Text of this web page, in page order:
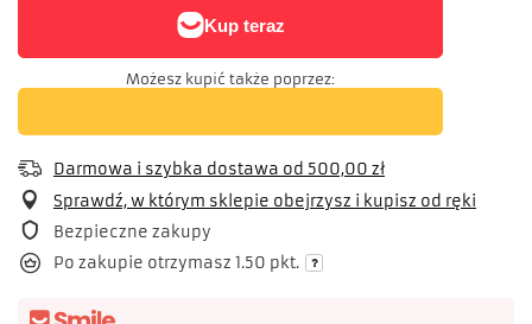
Możesz kupić także poprzez:
Darmowa i szybka dostawa od 500,00 zł
Sprawdź, w którym sklepie obejrzysz i kupisz od ręki
Bezpieczne zakupy
Po zakupie otrzymasz 1.50 pkt.